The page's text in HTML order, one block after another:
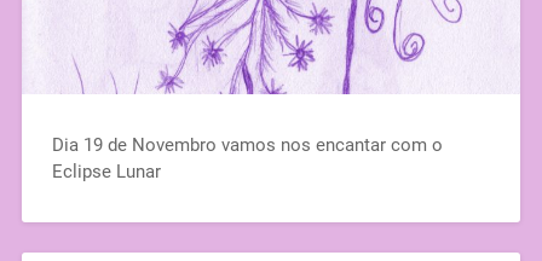
Dia 19 de Novembro vamos nos encantar com o
Eclipse Lunar